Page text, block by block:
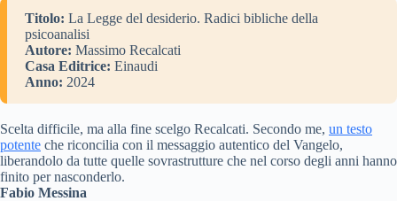
Titolo: La Legge del desiderio. Radici bibliche della
psicoanalisi
Autore: Massimo Recalcati
Casa Editrice: Einaudi
Anno: 2024
Scelta difficile, ma alla fine scelgo Recalcati. Secondo me, un testo
potente che riconcilia con il messaggio autentico del Vangelo,
liberandolo da tutte quelle sovrastrutture che nel corso degli anni hanno
finito per nasconderlo.
Fabio Messina